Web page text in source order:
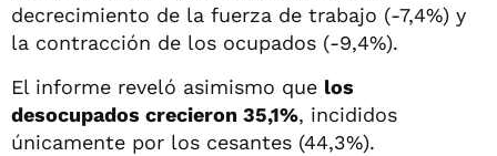
decrecimiento de la fuerza de trabajo (-7,4%) y
la contracción de los ocupados (-9,4%).
El informe reveló asimismo que los
desocupados crecieron 35,1%, incididos
únicamente por los cesantes (44,3%).